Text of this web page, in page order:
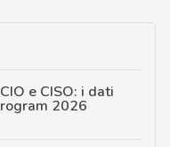
e CISO: i dati
2026